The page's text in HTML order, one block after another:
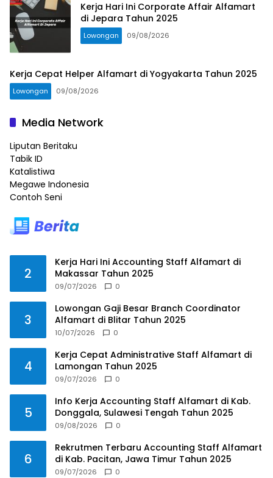
Kerja Hari Ini Corporate Affair Alfamart
di Jepara Tahun 2025
Lowongan 09/08/2026
Kerja Cepat Helper Alfamart di Yogyakarta Tahun 2025
Lowongan 09/08/2026
Media Network
Liputan Beritaku
Tabik ID
Katalistiwa
Megawe Indonesia
Contoh Seni
2
Kerja Hari Ini Accounting Staff Alfamart di
Makassar Tahun 2025
09/07/2026 0
3
Lowongan Gaji Besar Branch Coordinator
Alfamart di Blitar Tahun 2025
10/07/2026 0
4
Kerja Cepat Administrative Staff Alfamart di
Lamongan Tahun 2025
09/07/2026 0
5
Info Kerja Accounting Staff Alfamart di Kab.
Donggala, Sulawesi Tengah Tahun 2025
09/08/2026 0
6
Rekrutmen Terbaru Accounting Staff Alfamart
di Kab. Pacitan, Jawa Timur Tahun 2025
09/07/2026 0